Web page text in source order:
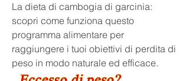
La dieta di cambogia di garcinia:
scopri come funziona questo
programma alimentare per
raggiungere i tuoi obiettivi di perdita di
peso in modo naturale ed efficace.